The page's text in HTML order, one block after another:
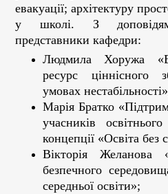
евакуації; архітектуру
у школі. З
представники кафедри:
Людмила Хоружа
ресурс ціннісного
умовах
Марія Братко
учасників
концепції «Освіта без
Вікторія Желанова
безпечного
середньої освіти»;